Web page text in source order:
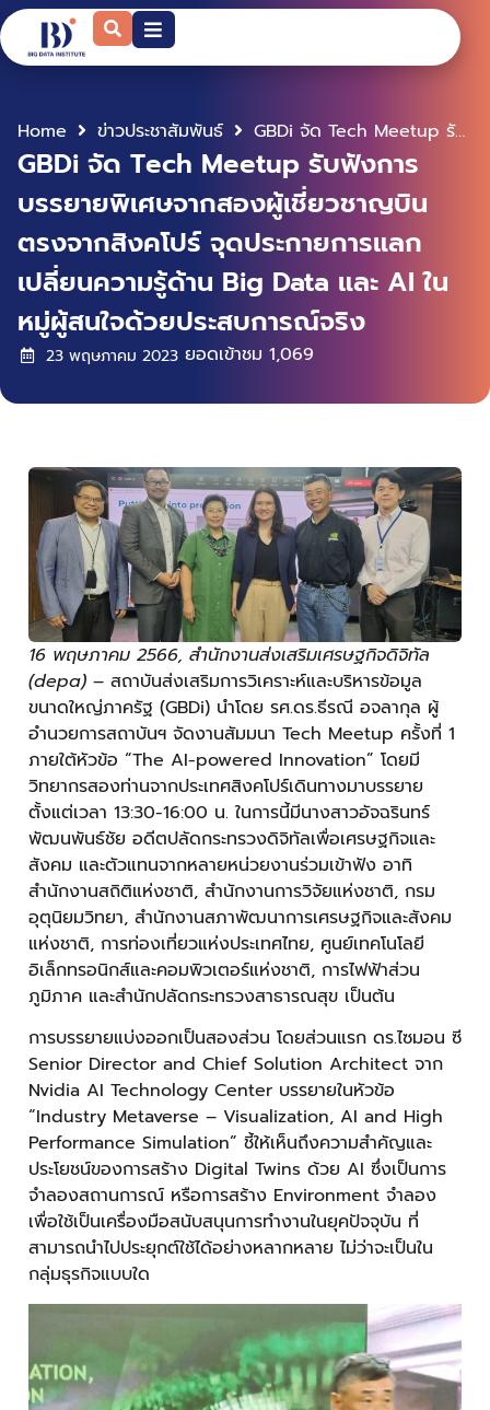
Home ข่าวประชาสัมพันธ์ GBDi จัด Tech Meetup รับฟังการบรรยายพิเศษจากสองผู้เชี่ยวชาญบินตรงจากสิงคโปร์ จุดประกายการแลกเปลี่ยนความรู้ด้าน Big Data และ AI ในหมู่ผู้สนใจด้วยประสบการณ์จริง
GBDi จัด Tech Meetup รับฟังการ
บรรยายพิเศษจากสองผู้เชี่ยวชาญบิน
ตรงจากสิงคโปร์ จุดประกายการแลก
เปลี่ยนความรู้ด้าน Big Data และ AI ใน
หมู่ผู้สนใจด้วยประสบการณ์จริง
23 พฤษภาคม 2023 ยอดเข้าชม 1,069
16 พฤษภาคม 2566, สำนักงานส่งเสริมเศรษฐกิจดิจิทัล
(depa) – สถาบันส่งเสริมการวิเคราะห์และบริหารข้อมูล
ขนาดใหญ่ภาครัฐ (GBDi) นำโดย รศ.ดร.ธีรณี อจลากุล ผู้
อำนวยการสถาบันฯ จัดงานสัมมนา Tech Meetup ครั้งที่ 1
ภายใต้หัวข้อ “The AI-powered Innovation” โดยมี
วิทยากรสองท่านจากประเทศสิงคโปร์เดินทางมาบรรยาย
ตั้งแต่เวลา 13:30-16:00 น. ในการนี้มีนางสาวอัจฉรินทร์
พัฒนพันธ์ชัย อดีตปลัดกระทรวงดิจิทัลเพื่อเศรษฐกิจและ
สังคม และตัวแทนจากหลายหน่วยงานร่วมเข้าฟัง อาทิ
สำนักงานสถิติแห่งชาติ, สำนักงานการวิจัยแห่งชาติ, กรม
อุตุนิยมวิทยา, สำนักงานสภาพัฒนาการเศรษฐกิจและสังคม
แห่งชาติ, การท่องเที่ยวแห่งประเทศไทย, ศูนย์เทคโนโลยี
อิเล็กทรอนิกส์และคอมพิวเตอร์แห่งชาติ, การไฟฟ้าส่วน
ภูมิภาค และสำนักปลัดกระทรวงสาธารณสุข เป็นต้น
การบรรยายแบ่งออกเป็นสองส่วน โดยส่วนแรก ดร.ไซมอน ซี
Senior Director and Chief Solution Architect จาก
Nvidia AI Technology Center บรรยายในหัวข้อ
“Industry Metaverse – Visualization, AI and High
Performance Simulation” ชี้ให้เห็นถึงความสำคัญและ
ประโยชน์ของการสร้าง Digital Twins ด้วย AI ซึ่งเป็นการ
จำลองสถานการณ์ หรือการสร้าง Environment จำลอง
เพื่อใช้เป็นเครื่องมือสนับสนุนการทำงานในยุคปัจจุบัน ที่
สามารถนำไปประยุกต์ใช้ได้อย่างหลากหลาย ไม่ว่าจะเป็นใน
กลุ่มธุรกิจแบบใด